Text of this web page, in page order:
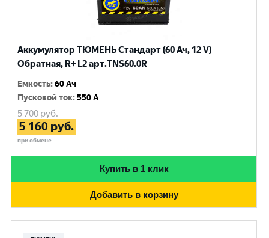
Аккумулятор ТЮМЕНЬ Стандарт (60 Ач, 12 V)
Обратная, R+ L2 арт.TNS60.0R
Емкость:60 Ач
Пусковой ток:550 A
5 700руб.
5 160 руб.
при обмене
Купить в 1 клик
Добавить в корзину